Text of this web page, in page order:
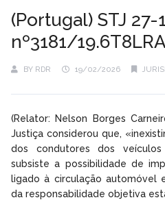
(Portugal) STJ 27-
nº3181/
BY RDR 19/02/2026
(Relator: Nelson Borges
Justiça considerou que,
dos condutores dos
subsiste a possibilidade de
ligado à circulação automóvel
da responsabilidade objetiva